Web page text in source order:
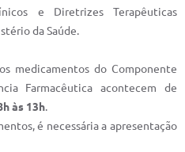
e Diretrizes Terapêuticas
da Saúde.
medicamentos do Componente
Farmacêutica acontecem de
às 13h.
é necessária a apresentação